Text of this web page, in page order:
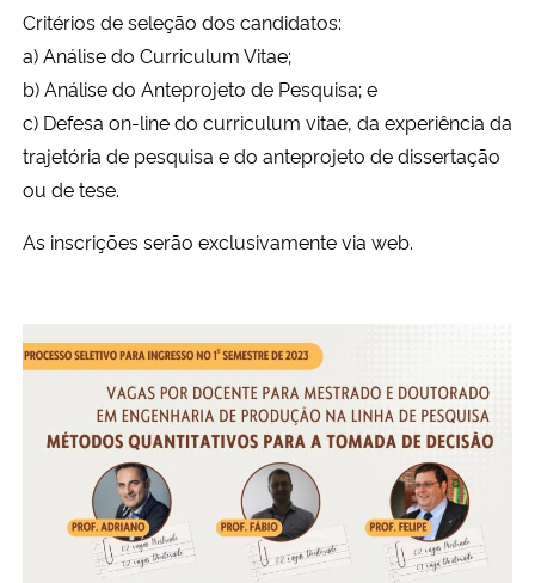
Gabinete de Segurança Institucional
Advocacia-Geral da União
Banco Central do Brasil
Planalto
Critérios de seleção dos candidatos:
a) Análise do Curriculum Vitae;
b) Análise do Anteprojeto de Pesquisa; e
c) Defesa on-line do curriculum vitae, da experiência da
trajetória de pesquisa e do anteprojeto de dissertação
ou de tese.
As inscrições serão exclusivamente via web.